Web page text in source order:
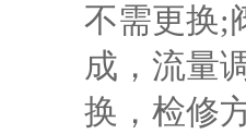
不需更换;
成，流量
换，检修